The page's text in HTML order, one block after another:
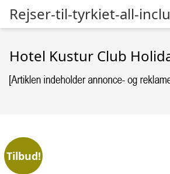
Rejser-til-tyrkiet-all-
Hotel Kustur Club
Tilbud!